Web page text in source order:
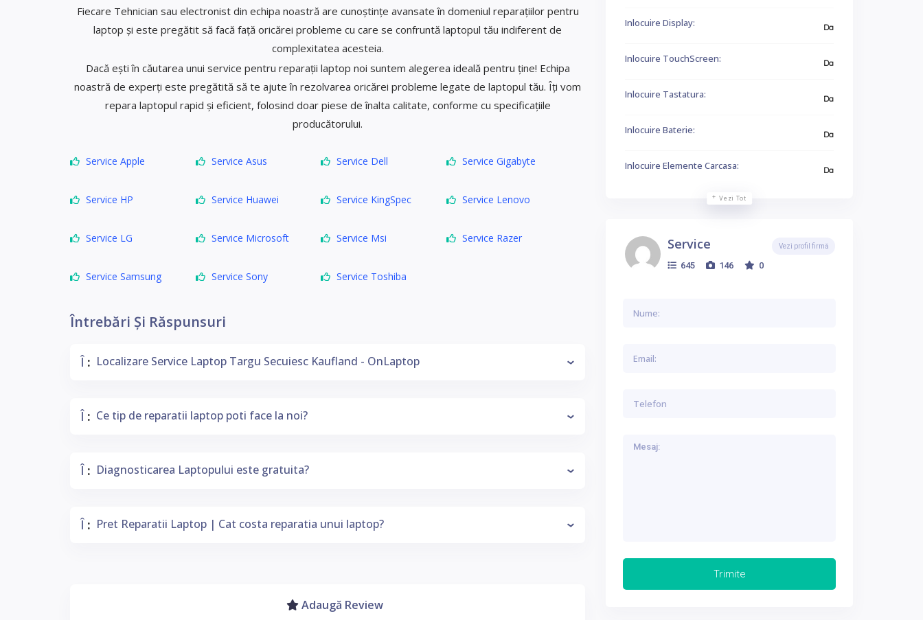
Fiecare Tehnician sau electronist din echipa noastră are cunoștințe avansate în domeniul reparațiilor pentru
laptop și este pregătit să facă față oricărei probleme cu care se confruntă laptopul tău indiferent de
complexitatea acesteia.
Dacă ești în căutarea unui service pentru reparații laptop noi suntem alegerea ideală pentru ține! Echipa
noastră de experți este pregătită să te ajute în rezolvarea oricărei probleme legate de laptopul tău. Îți vom
repara laptopul rapid și eficient, folosind doar piese de înalta calitate, conforme cu specificațiile
producătorului.
Service Apple Service Asus Service Dell Service Gigabyte
Service HP Service Huawei Service KingSpec Service Lenovo
Service LG Service Microsoft Service Msi Service Razer
Service Samsung Service Sony Service Toshiba
Întrebări Și Răspunsuri
Î : Localizare Service Laptop Targu Secuiesc Kaufland - OnLaptop
Fara programare:
Î : Ce tip de reparatii laptop poti face la noi?
Î : Diagnosticarea Laptopului este gratuita?
Î : Pret Reparatii Laptop | Cat costa reparatia unui laptop?
Adaugă Review
Inlocuire Display: Da
Inlocuire TouchScreen: Da
Inlocuire Tastatura: Da
Inlocuire Baterie: Da
Inlocuire Elemente Carcasa: Da
Vezi Tot
Service
645 146 0
Vezi profil firmă